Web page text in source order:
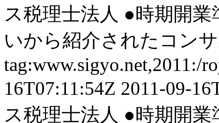
ス税理士法人 ●時期開業
いから紹介されたコン
tag:www.sigyo.net,2011:/
16T07:11:54Z 2011-09-
ス税理士法人 ●時期開業